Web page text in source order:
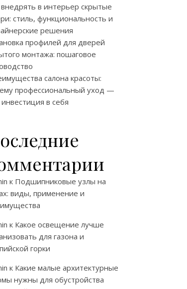
внедрять в интерьер скрытые
стиль, функциональность и
решения
профилей для дверей
монтажа: пошаговое
салона красоты:
профессиональный уход —
в себя
к Подшипниковые узлы на
виды, применение и
к Какое освещение лучше
для газона и
горки
к Какие малые архитектурные
нужны для обустройства